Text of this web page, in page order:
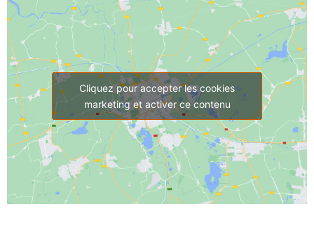
Cliquez pour accepter les cookies
marketing et activer ce contenu